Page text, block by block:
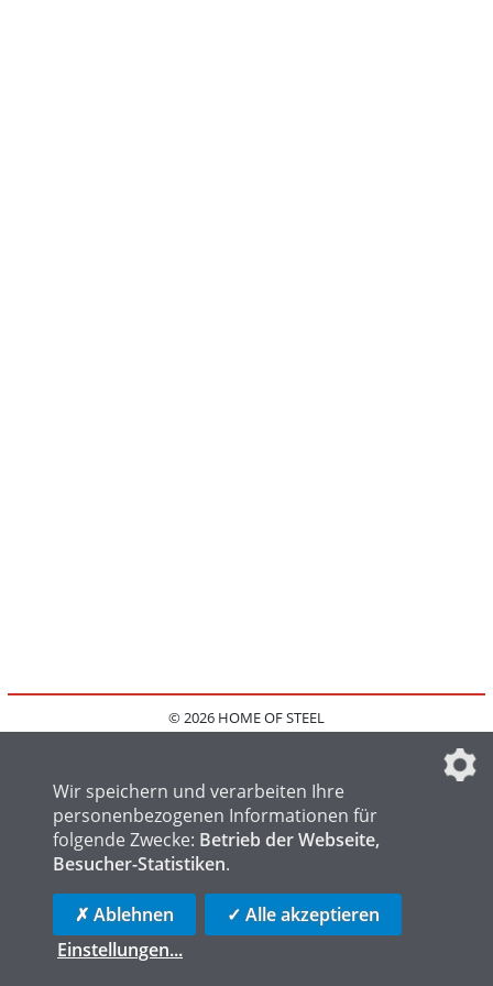
© 2026 HOME OF STEEL
IMPRESSUM
FAQ
DATENSCHUTZEINSTELLUNGEN
HOME OF WELDING
HOME OF LOGISTICS
Wir speichern und verarbeiten Ihre
personenbezogenen Informationen für
folgende Zwecke: Betrieb der Webseite,
Besucher-Statistiken.
✗ Ablehnen
✓ Alle akzeptieren
Einstellungen...